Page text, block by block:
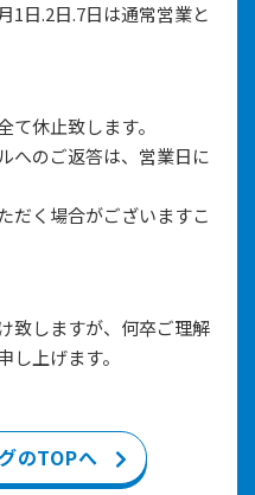
1日.2日.7日は通常営業と
休止致します。
へのご返答は、営業日に
だく場合がございますこ
致しますが、何卒ご理解
上げます。
のTOPへ